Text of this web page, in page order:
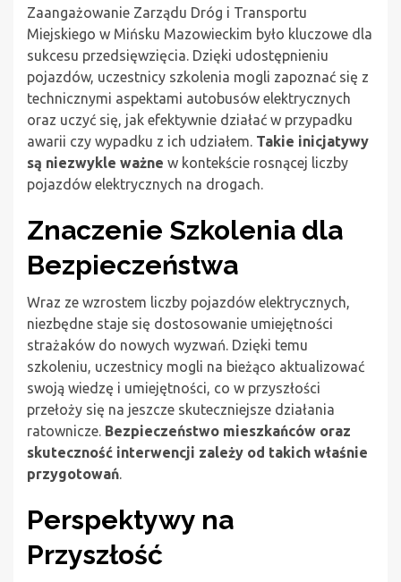
Zaangażowanie Zarządu Dróg i Transportu
Miejskiego w Mińsku Mazowieckim było kluczowe dla
sukcesu przedsięwzięcia. Dzięki udostępnieniu
pojazdów, uczestnicy szkolenia mogli zapoznać się z
technicznymi aspektami autobusów elektrycznych
oraz uczyć się, jak efektywnie działać w przypadku
awarii czy wypadku z ich udziałem. Takie inicjatywy
są niezwykle ważne w kontekście rosnącej liczby
pojazdów elektrycznych na drogach.
Znaczenie Szkolenia dla
Bezpieczeństwa
Wraz ze wzrostem liczby pojazdów elektrycznych,
niezbędne staje się dostosowanie umiejętności
strażaków do nowych wyzwań. Dzięki temu
szkoleniu, uczestnicy mogli na bieżąco aktualizować
swoją wiedzę i umiejętności, co w przyszłości
przełoży się na jeszcze skuteczniejsze działania
ratownicze. Bezpieczeństwo mieszkańców oraz
skuteczność interwencji zależy od takich właśnie
przygotowań.
Perspektywy na
Przyszłość